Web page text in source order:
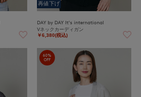
再値下げ
DAY by DAY It's international
Vネックカーディガン
￥6,380(税込)
60%
OFF